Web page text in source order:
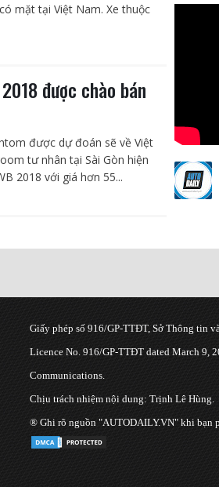
mặt tại Việt Nam. Xe thuộc
được chào bán
được dự đoán sẽ về Việt
tư nhân tại Sài Gòn hiện
2018 với giá hơn 55...
Giấy phép số 916/GP-TTĐT, Sở Thông tin
Licence No. 916/GP-TTĐT dated March 9,
Communications.
Chịu trách nhiệm nội dung: Trịnh Lê Hùng.
® Ghi rõ nguồn "AUTODAILY.VN" khi bạn